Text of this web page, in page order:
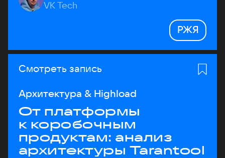
VK Tech
РЖЯ
Смотреть запись
Архитектура & Highload
От платформы
к коробочным
продуктам: анализ
архитектуры Tarantool